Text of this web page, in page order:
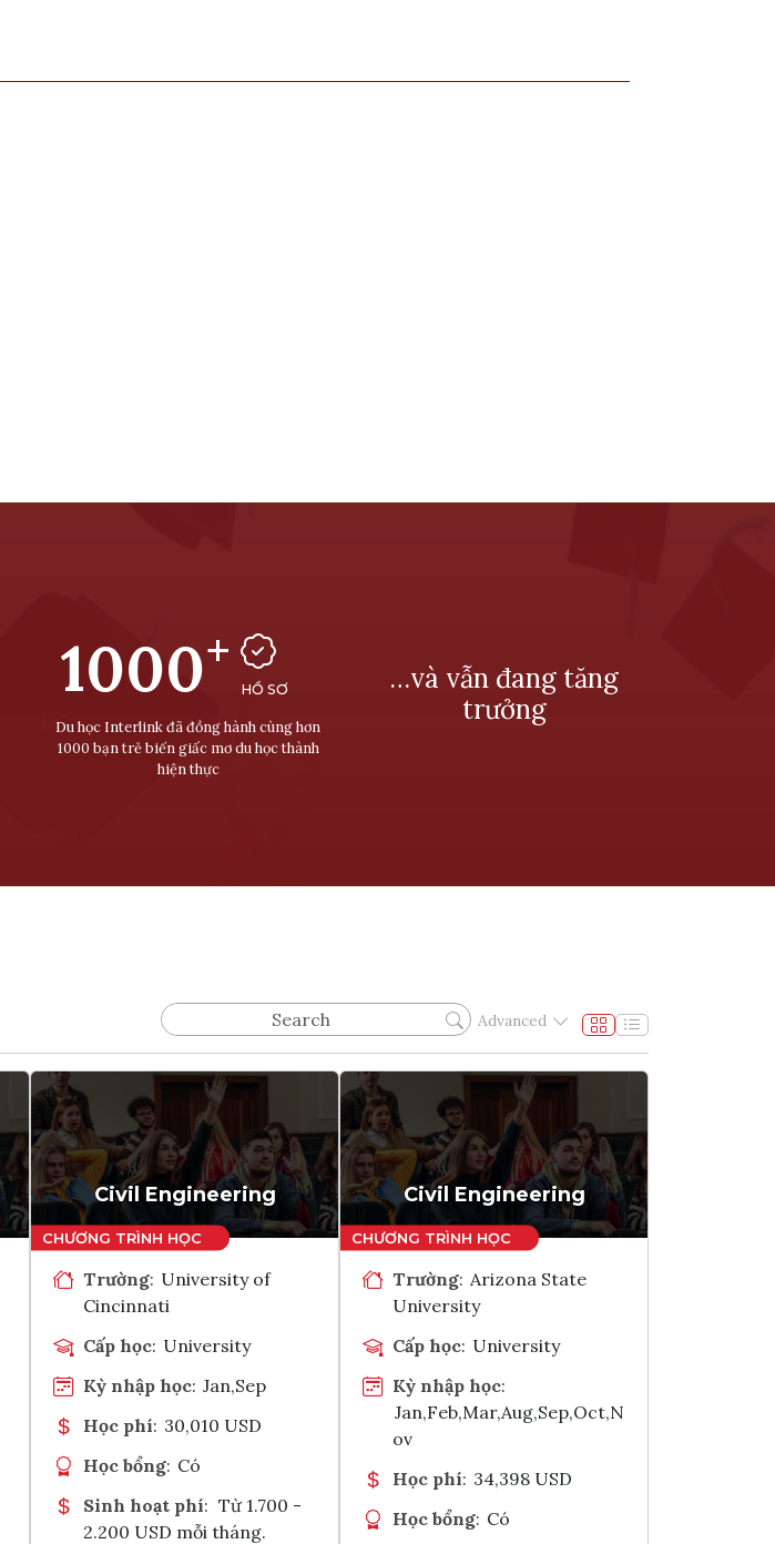
1000+
HỒ SƠ
Du học Interlink đã đồng hành cùng hơn
1000 bạn trẻ biến giấc mơ du học thành
hiện thực
…và vẫn đang tăng
trưởng
Advanced
Civil Engineering
Trường: University of
Cincinnati
Cấp học: University
Kỳ nhập học: Jan,Sep
Học phí: 30,010 USD
Học bổng: Có
Sinh hoạt phí: Từ 1.700 -
2.200 USD mỗi tháng.
Civil Engineering
Trường: Arizona State
University
Cấp học: University
Kỳ nhập học:
Jan,Feb,Mar,Aug,Sep,Oct,N
ov
Học phí: 34,398 USD
Học bổng: Có